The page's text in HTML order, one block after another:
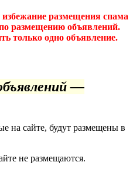
избежание размещения спама
размещению объявлений.
только одно объявление.
—
на сайте, будут размещены в
не размещаются.